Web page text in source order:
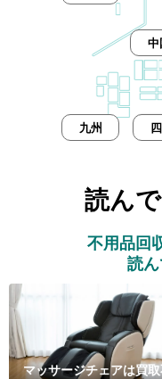
中
九州
読ん
不用品回
読
マッサージチェアは買